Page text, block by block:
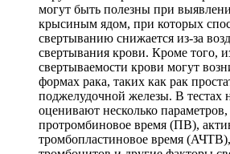
могут быть полезны при
крысиным ядом, при которых
свертыванию снижается из-за
свертывания крови. Кроме того,
свертываемости крови могут
формах рака, таких как рак
поджелудочной железы. В тестах
оценивают несколько параметров,
протромбиновое время (ПВ),
тромбопластиновое время